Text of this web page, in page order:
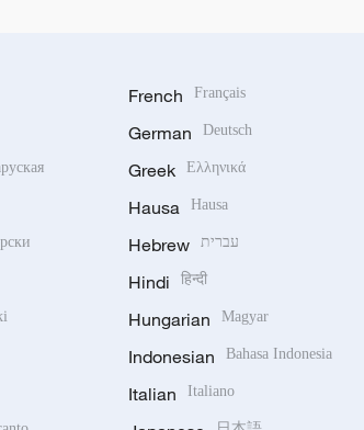
French Français
German Deutsch
Greek Ελληνικά
Hausa Hausa
Hebrew עברית
Hindi हिन्दी
Hungarian Magyar
Indonesian Bahasa Indonesia
Italian Italiano